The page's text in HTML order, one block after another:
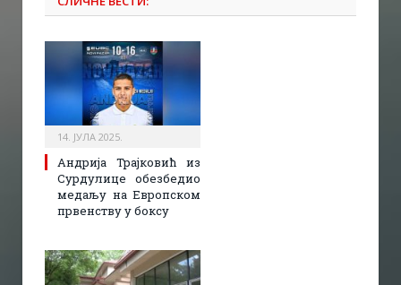
14. ЈУЛА 2025.
Андрија Трајковић из
Сурдулице обезбедио
медаљу на Европском
првенству у боксу